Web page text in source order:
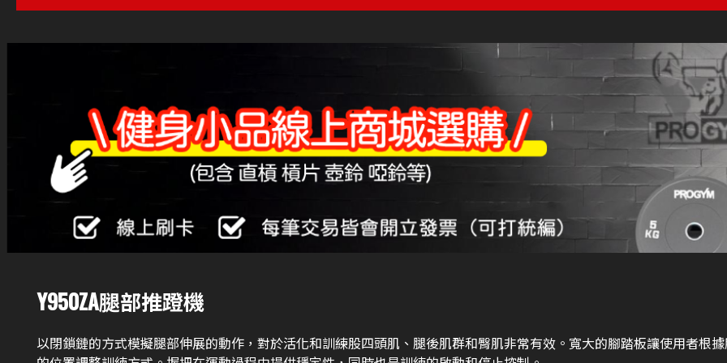
Y950ZA腿部推蹬機
以閉鎖鏈的方式模擬腿部伸展的動作，對於活化和訓練股四頭肌、腿後肌群和臀肌非常有效。寬大的腳踏板讓使用者根